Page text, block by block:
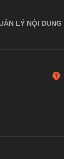
LÝ NỘI DUNG